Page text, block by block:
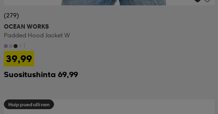
(279)
OCEAN WORKS
Padded Hood Jacket W
39,99
Suositushinta 69,99
Huippuedullinen